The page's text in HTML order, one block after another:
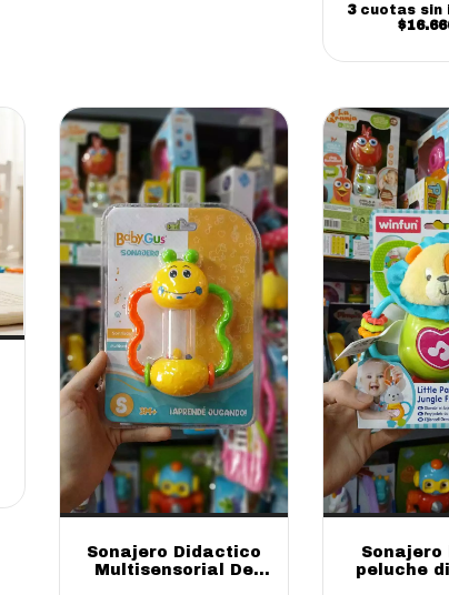
3 cuotas sin
Sonajero Didactico
Multisensorial De
Sonajero
peluche